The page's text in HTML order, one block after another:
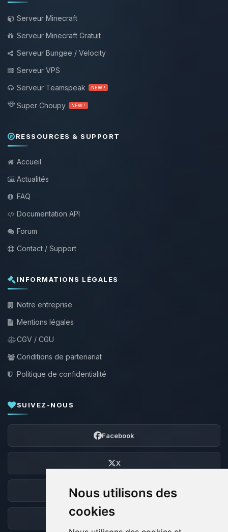
Nous utilisons des
cookies
Serveur Minecraft
Serveur Minecraft Gratuit
Serveur Bungee / Velocity
Serveur VPS
Serveur Teamspeak
NEW !
Super Choupy NEW !
RESSOURCES & SUPPORT
Accueil
Actualités
FAQ
Documentation API
Forum
Contact / Support
INFORMATIONS LÉGALES
Notre entreprise
Mentions légales
CGV / CGU
Conditions de partenariat
Politique de confidentialité
SUIVEZ-NOUS
Facebook
X
Discord
Forum